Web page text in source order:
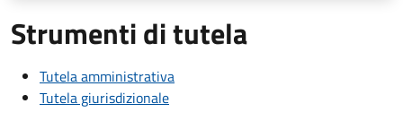
Strumenti di tutela
Tutela amministrativa
Tutela giurisdizionale